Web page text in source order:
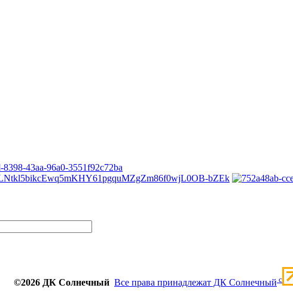
©2026 ДК Солнечный Все права принадлежат ДК Солнечный c